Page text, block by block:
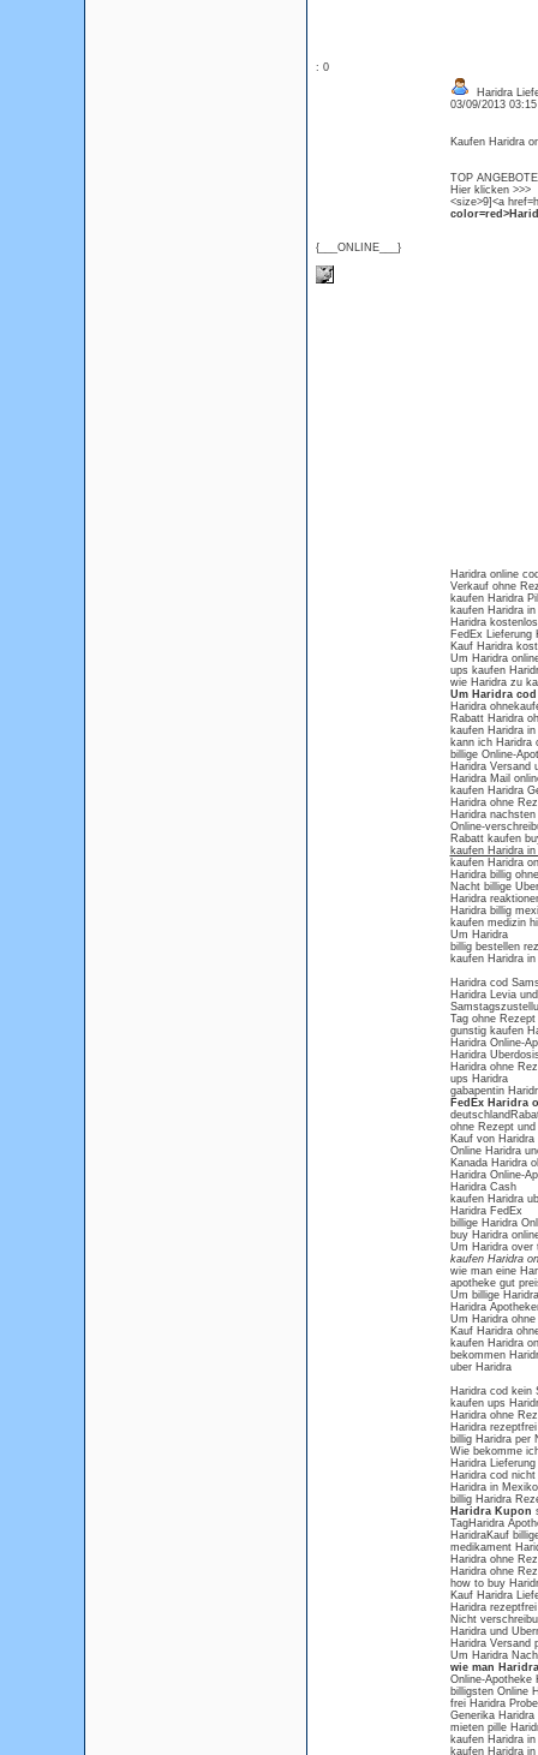
: 0
{___ONLINE___}
Haridra
03/09/2013
Kaufen Haridra
TOP
Hier klicken >>>
<size>9]<a
Haridra online
Verkauf ohne
kaufen Haridra
kaufen Haridra
Haridra
FedEx Lieferung
Kauf Haridra
Um Haridra
ups kaufen
wie Haridra zu
Um Haridra cod
Haridra
Rabatt Haridra
kaufen Haridra
kann ich Haridra
billige Online-
Haridra Versand
Haridra Mail
kaufen Haridra
Haridra ohne
Haridra
Online-
Rabatt kaufen
kaufen Haridra
kaufen Haridra
Haridra billig
Nacht billige
Haridra
Haridra billig
kaufen medizin
Um Haridra
billig bestellen
kaufen Haridra in
Haridra cod
Haridra Levia
Tag ohne
gunstig kaufen
Haridra Online-
Haridra
Haridra ohne
ups Haridra
gabapentin
FedEx Haridra
ohne Rezept
Kauf von
Online Haridra
Kanada Haridra
Haridra Online-
Haridra Cash
kaufen Haridra
Haridra FedEx
billige Haridra
buy Haridra
Um Haridra over
kaufen Haridra
wie man eine
apotheke gut
Um billige
Haridra
Um Haridra
Kauf Haridra
kaufen Haridra
bekommen
uber Haridra
Haridra cod kein
kaufen ups
Haridra ohne
Haridra
billig Haridra per
Wie bekomme
Haridra
Haridra cod nicht
Haridra in
billig Haridra
Haridra Kupon
TagHaridra
HaridraKauf
medikament
Haridra ohne
Haridra ohne
how to buy
Kauf Haridra
Haridra rezeptfrei
Nicht
Haridra und
Haridra Versand
Um Haridra
wie man
Online-Apotheke
billigsten Online
frei Haridra
Generika Haridra
mieten pille
kaufen Haridra in
kaufen Haridra in